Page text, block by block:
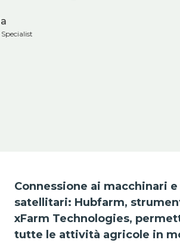
Connessione ai macchinari
satellitari: Hubfarm,
xFarm Technologies,
tutte le attività agricole in